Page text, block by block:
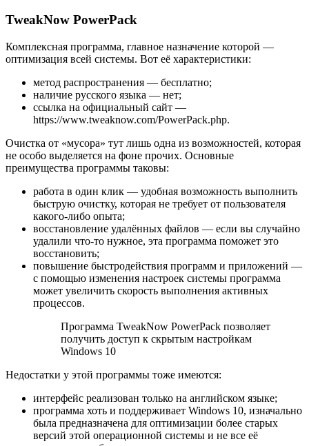
TweakNow PowerPack
Комплексная программа, главное назначение которой —
оптимизация всей системы. Вот её характеристики:
метод распространения — бесплатно;
наличие русского языка — нет;
ссылка на официальный сайт —
https://www.tweaknow.com/PowerPack.php.
Очистка от «мусора» тут лишь одна из возможностей, которая
не особо выделяется на фоне прочих. Основные
преимущества программы таковы:
работа в один клик — удобная возможность выполнить
быструю очистку, которая не требует от пользователя
какого-либо опыта;
восстановление удалённых файлов — если вы случайно
удалили что-то нужное, эта программа поможет это
восстановить;
повышение быстродействия программ и приложений —
с помощью изменения настроек системы программа
может увеличить скорость выполнения активных
процессов.
Программа TweakNow PowerPack позволяет
получить доступ к скрытым настройкам
Windows 10
Недостатки у этой программы тоже имеются:
интерфейс реализован только на английском языке;
программа хоть и поддерживает Windows 10, изначально
была предназначена для оптимизации более старых
версий этой операционной системы и не все её